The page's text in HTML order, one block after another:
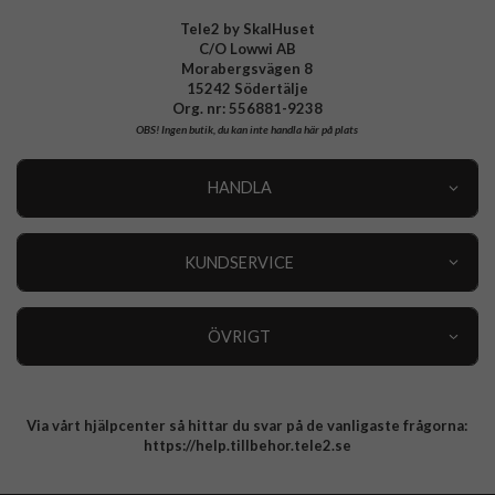
Tele2 by SkalHuset
C/O Lowwi AB
Morabergsvägen 8
15242 Södertälje
Org. nr: 556881-9238
OBS!Ingen butik, du kan inte handla här på plats
HANDLA
KUNDSERVICE
ÖVRIGT
Integritetspolicy
Via vårt hjälpcenter så hittar du svar på de vanligaste frågorna:
https://help.tillbehor.tele2.se